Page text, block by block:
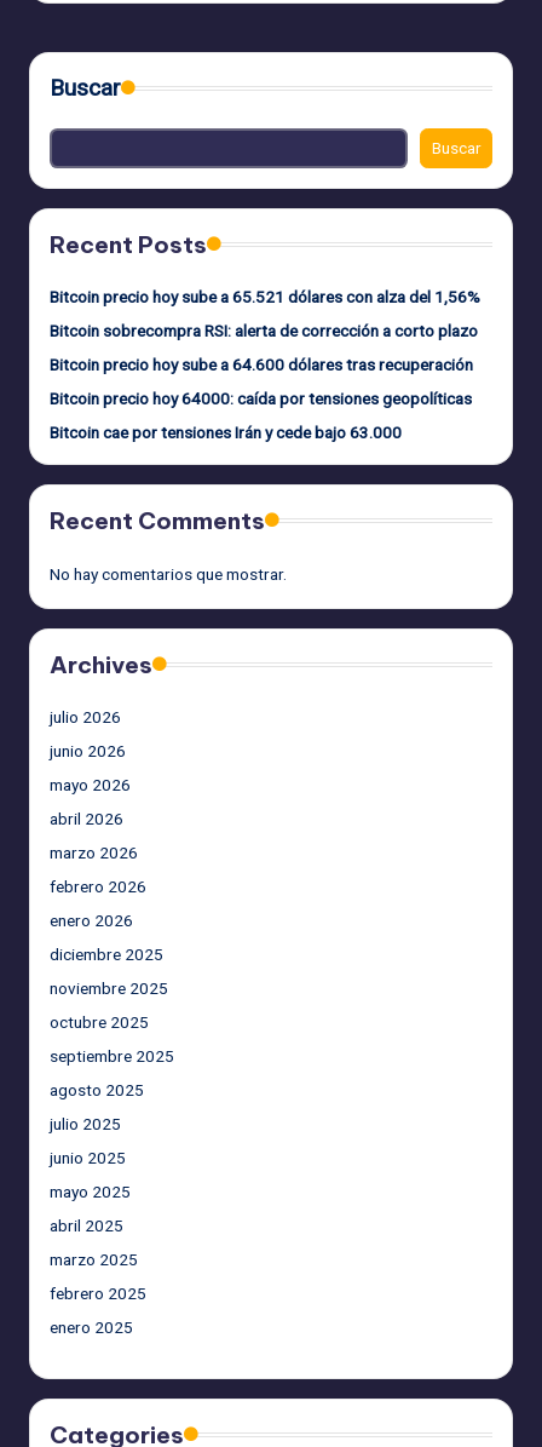
Buscar
Buscar
Recent Posts
Bitcoin precio hoy sube a 65.521 dólares con alza del 1,56%
Bitcoin sobrecompra RSI: alerta de corrección a corto plazo
Bitcoin precio hoy sube a 64.600 dólares tras recuperación
Bitcoin precio hoy 64000: caída por tensiones geopolíticas
Bitcoin cae por tensiones Irán y cede bajo 63.000
Recent Comments
No hay comentarios que mostrar.
Archives
julio 2026
junio 2026
mayo 2026
abril 2026
marzo 2026
febrero 2026
enero 2026
diciembre 2025
noviembre 2025
octubre 2025
septiembre 2025
agosto 2025
julio 2025
junio 2025
mayo 2025
abril 2025
marzo 2025
febrero 2025
enero 2025
Categories